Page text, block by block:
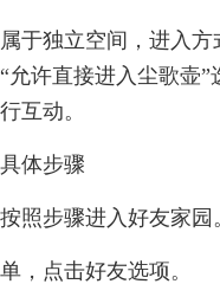
于独立空间，进入
允许直接进入尘歌壶
互动。
体步骤
照步骤进入好友家园
，点击好友选项。